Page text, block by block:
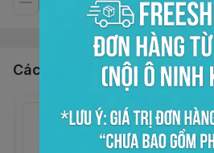
Các sản phẩm, dịch vụ khác